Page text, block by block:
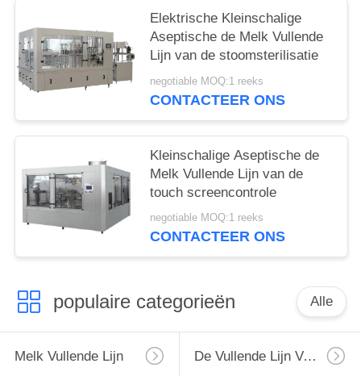
Elektrische Kleinschalige
Aseptische de Melk Vullende
Lijn van de stoomsterilisatie
negotiable MOQ:1 reeks
CONTACTEER ONS
Kleinschalige Aseptische de
Melk Vullende Lijn van de
touch screencontrole
negotiable MOQ:1 reeks
CONTACTEER ONS
populaire categorieën Alle
Melk Vullende Lijn De Vullende Lijn Van De Monoblockmelk